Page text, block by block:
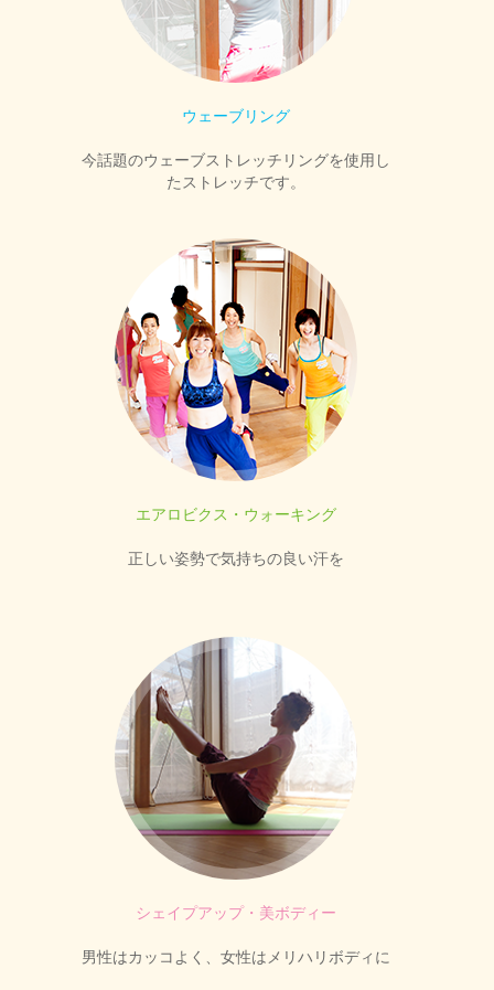
ウェーブリング
今話題のウェーブストレッチリングを使用し
たストレッチです。
エアロビクス・ウォーキング
正しい姿勢で気持ちの良い汗を
シェイプアップ・美ボディー
男性はカッコよく、女性はメリハリボディに